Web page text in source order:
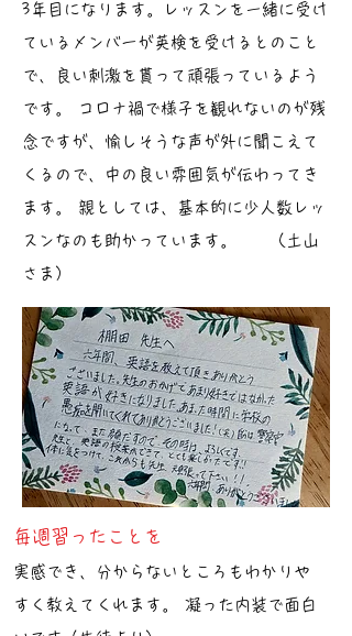
3年目になります。レッスンを一緒に受け
ているメンバーが英検を受けるとのこと
で、良い刺激を貰って頑張っているよう
です。 コロナ禍で様子を観れないのが残
念ですが、愉しそうな声が外に聞こえて
くるので、中の良い雰囲気が伝わってき
ます。 親としては、基本的に少人数レッ
スンなのも助かっています。 （土山
さま）
毎週習ったことを
実感でき、分からないところもわかりや
すく教えてくれます。 凝った内装で面白